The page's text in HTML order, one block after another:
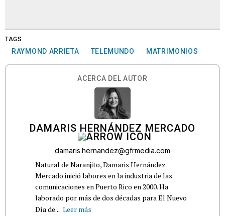
TAGS
RAYMOND ARRIETA TELEMUNDO MATRIMONIOS
ACERCA DEL AUTOR
DAMARIS HERNÁNDEZ MERCADO
damaris.hernandez@gfrmedia.com
Natural de Naranjito, Damaris Hernández
Mercado inició labores en la industria de las
comunicaciones en Puerto Rico en 2000. Ha
laborado por más de dos décadas para El Nuevo
Día de... Leer más